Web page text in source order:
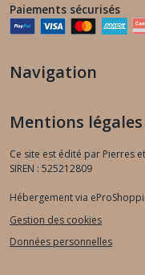
Paiements sécurisés
Navigation
Mentions légales
Ce site est édité par Pierres
SIREN : 525212809
Hébergement via
Gestion des cookies
Données personnelles